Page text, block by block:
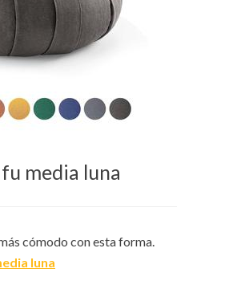
media luna
cómodo con esta forma.
luna